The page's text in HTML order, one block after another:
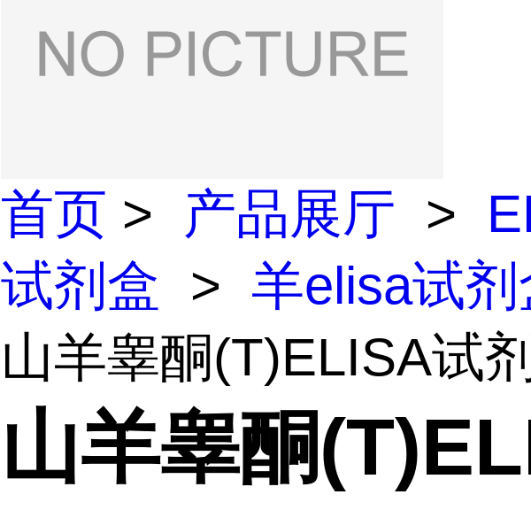
首页 > 产品展厅 >
试剂盒 > 羊elisa试
山羊睾酮(T)ELISA试
山羊睾酮